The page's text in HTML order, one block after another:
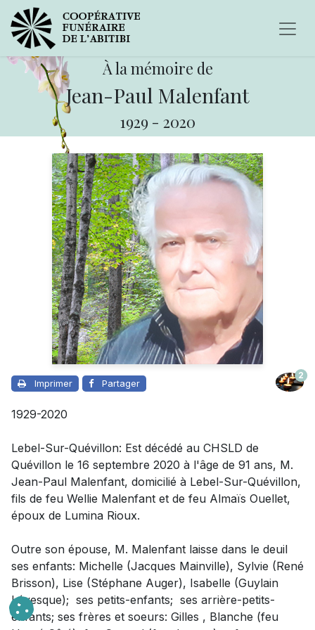
À la mémoire de
Jean-Paul Malenfant
1929 - 2020
Imprimer Partager
2
1929-2020
Lebel-Sur-Quévillon: Est décédé au CHSLD de
Quévillon le 16 septembre 2020 à l'âge de 91 ans, M.
Jean-Paul Malenfant, domicilié à Lebel-Sur-Quévillon,
fils de feu Wellie Malenfant et de feu Almaïs Ouellet,
époux de Lumina Rioux.
Outre son épouse, M. Malenfant laisse dans le deuil
ses enfants: Michelle (Jacques Mainville), Sylvie (René
Brisson), Lise (Stéphane Auger), Isabelle (Guylain
Lévesque); ses petits-enfants; ses arrière-petits-
enfants; ses frères et soeurs: Gilles , Blanche (feu